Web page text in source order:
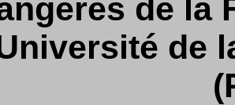
de la
de